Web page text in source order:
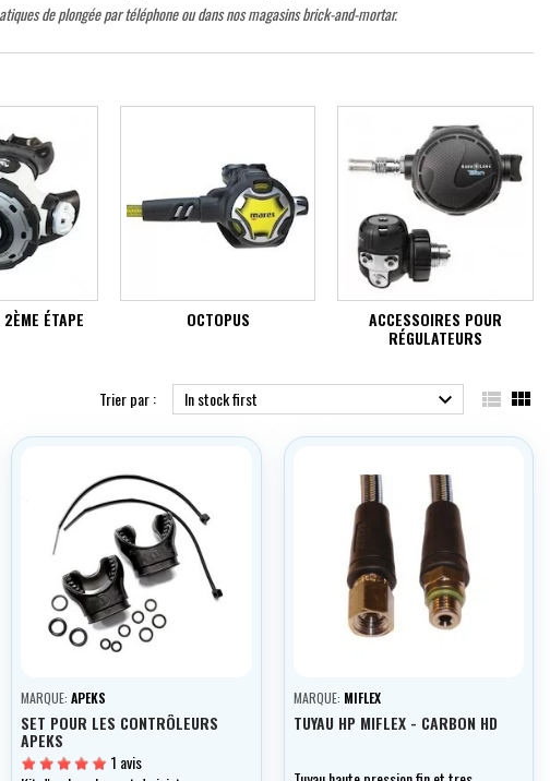
de plongéepar téléphone ou dans nos magasins brick-and-mortar.
ÉTAPE OCTOPUS
ACCESSOIRES POUR
RÉGULATEURS
Trier par : In stock first   
MARQUE: APEKS
SET POUR LES CONTRÔLEURS
APEKS
1 avis
MARQUE: MIFLEX
TUYAU HP MIFLEX - CARBON HD